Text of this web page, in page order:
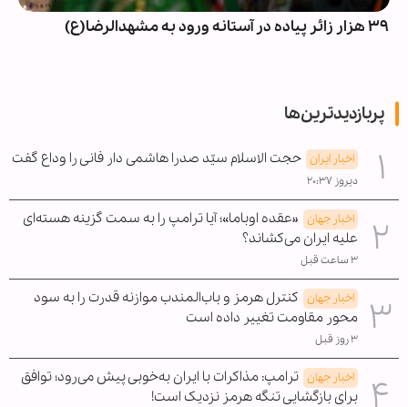
۳۹ هزار زائر پیاده در آستانه ورود به مشهدالرضا(ع)
پربازدیدترین‌ها
اخبار ایران حجت الاسلام سیّد صدرا هاشمی دار فانی را وداع گفت
دیروز ۲۰:۳۷
اخبار جهان «عقده اوباما»؛ آیا ترامپ را به سمت گزینه هسته‌ای
علیه ایران می‌کشاند؟
۳ ساعت قبل
اخبار جهان کنترل هرمز و باب‌المندب موازنه قدرت را به سود
محور مقاومت تغییر داده است
۳ روز قبل
اخبار جهان ترامپ: مذاکرات با ایران به‌خوبی پیش می‌رود؛ توافق
برای بازگشایی تنگه هرمز نزدیک است!